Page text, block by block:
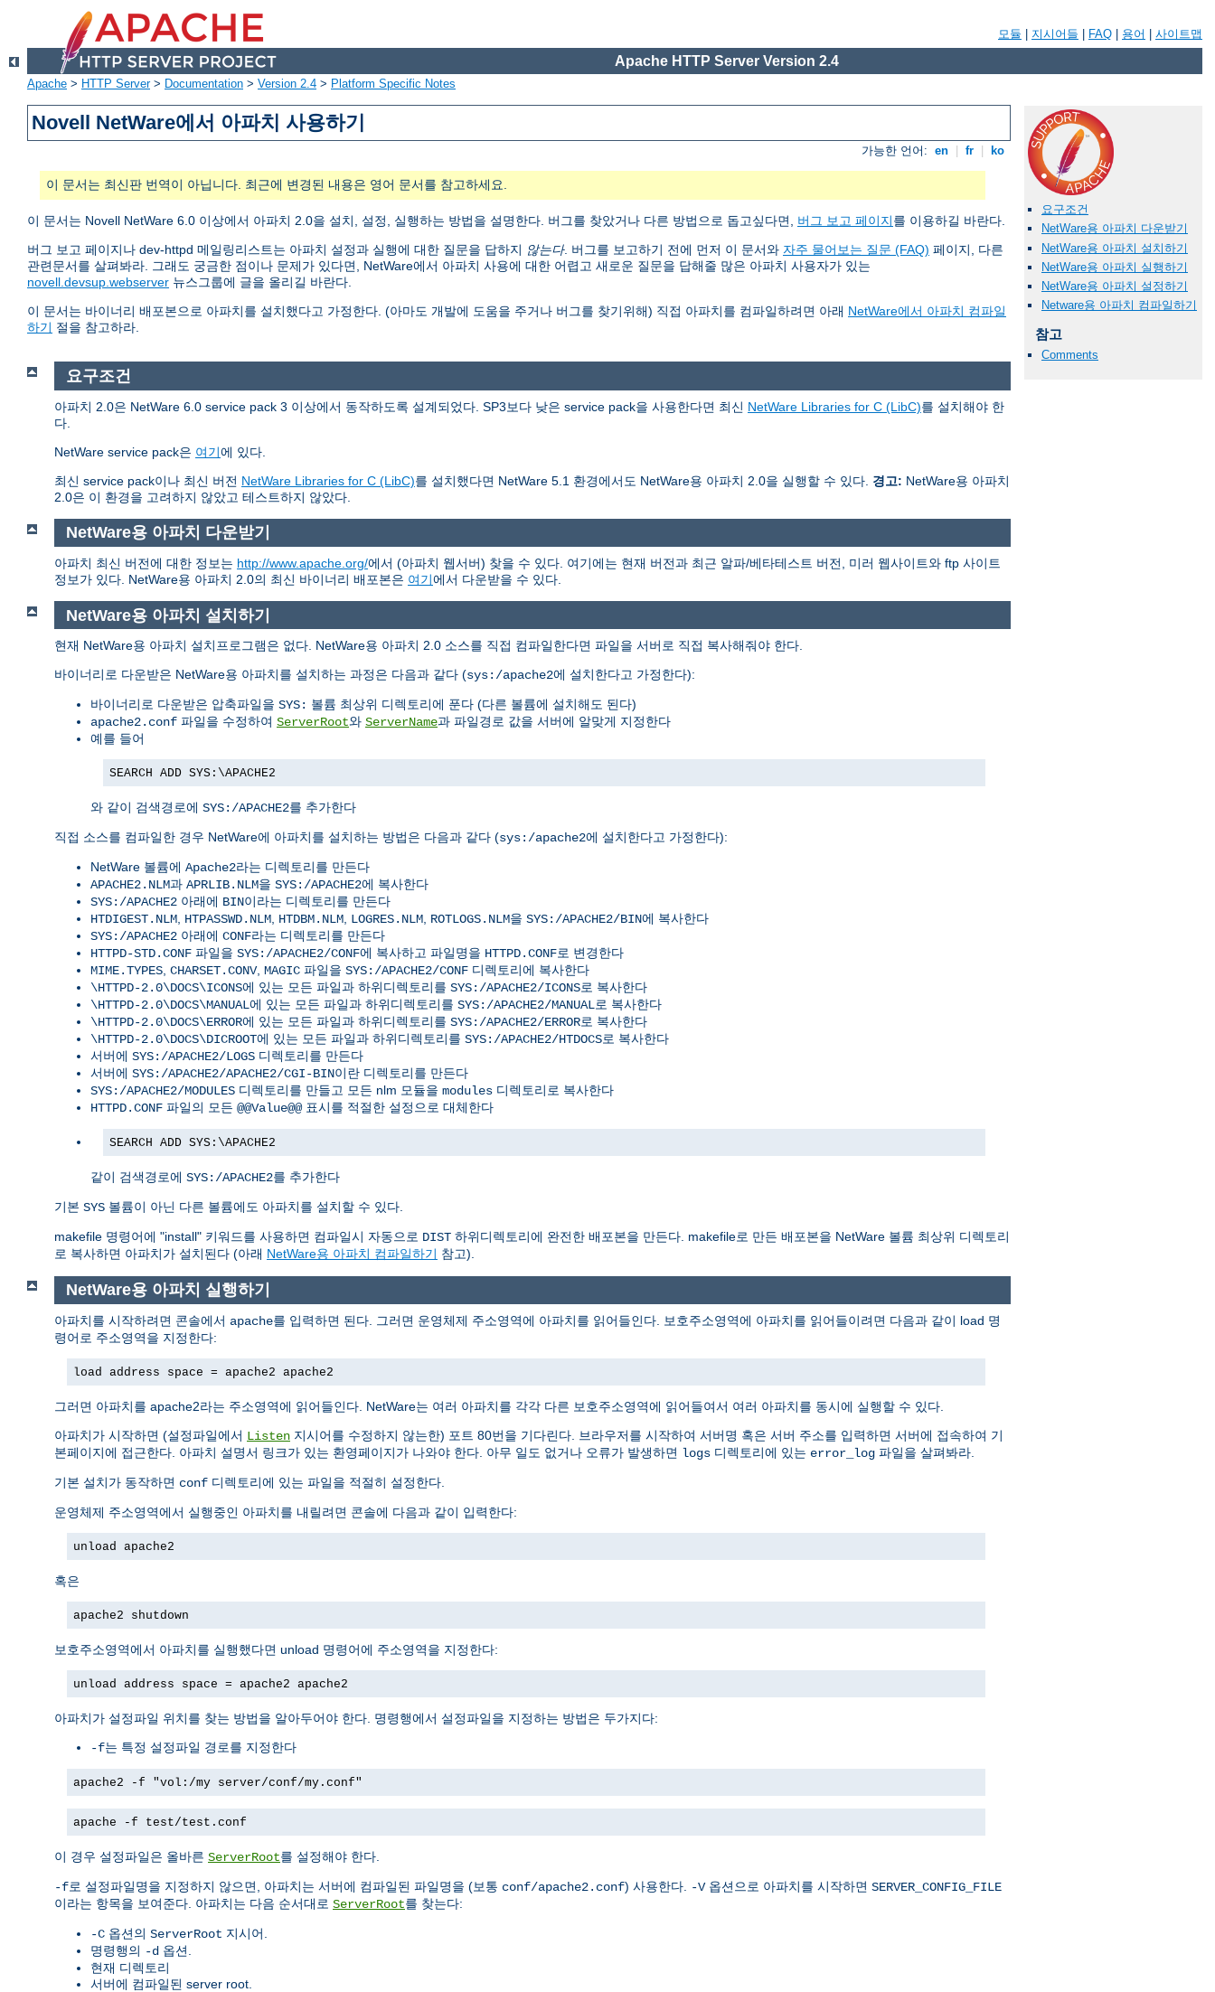
모듈 지시어들 FAQ 용어 사이트맵
Apache HTTP Server Version 2.4
Apache > HTTP Server> Documentation > Version 2.4 > Platform Specific Notes
Novell NetWare에서 아파치 사용하기
가능한 언어: en fr ko
이 문서는 최신판 번역이 아닙니다. 최근에 변경된 내용은 영어 문서를 참고하세요.
이 문서는 Novell NetWare 6.0 이상에서 아파치 2.0을 설치, 설정, 실행하는 방법을 설명한다. 버그를 찾았거나 다른 방법으로 돕고싶다면, 버그 보고 페이지를 이용하길 바란다.
버그 보고 페이지나 dev-httpd 메일링리스트는 아파치 설정과 실행에 대한 질문을 답하지 않는다. 버그를 보고하기 전에 먼저 이 문서와 자주 물어보는 질문 (FAQ) 페이지, 다른
관련문서를 살펴봐라. 그래도 궁금한 점이나 문제가 있다면, NetWare에서 아파치 사용에 대한 어렵고 새로운 질문을 답해줄 많은 아파치 사용자가 있는
novell.devsup.webserver 뉴스그룹에 글을 올리길 바란다.
이 문서는 바이너리 배포본으로 아파치를 설치했다고 가정한다. (아마도 개발에 도움을 주거나 버그를 찾기위해) 직접 아파치를 컴파일하려면 아래 NetWare에서 아파치 컴파일
하기 절을 참고하라.
요구조건
NetWare용 아파치 다운받기
NetWare용 아파치 설치하기
NetWare용 아파치 실행하기
NetWare용 아파치 설정하기
Netware용 아파치 컴파일하기
참고
Comments
요구조건
아파치 2.0은 NetWare 6.0 service pack 3 이상에서 동작하도록 설계되었다. SP3보다 낮은 service pack을 사용한다면 최신 NetWare Libraries for C (LibC)를 설치해야 한
다.
NetWare service pack은 여기에 있다.
최신 service pack이나 최신 버전 NetWare Libraries for C (LibC)를 설치했다면 NetWare 5.1 환경에서도 NetWare용 아파치 2.0을 실행할 수 있다. 경고: NetWare용 아파치
2.0은 이 환경을 고려하지 않았고 테스트하지 않았다.
NetWare용 아파치 다운받기
아파치 최신 버전에 대한 정보는 http://www.apache.org/에서 (아파치 웹서버) 찾을 수 있다. 여기에는 현재 버전과 최근 알파/베타테스트 버전, 미러 웹사이트와 ftp 사이트
정보가 있다. NetWare용 아파치 2.0의 최신 바이너리 배포본은 여기에서 다운받을 수 있다.
NetWare용 아파치 설치하기
현재 NetWare용 아파치 설치프로그램은 없다. NetWare용 아파치 2.0 소스를 직접 컴파일한다면 파일을 서버로 직접 복사해줘야 한다.
바이너리로 다운받은 NetWare용 아파치를 설치하는 과정은 다음과 같다 (sys:/apache2에 설치한다고 가정한다):
바이너리로 다운받은 압축파일을 SYS: 볼륨 최상위 디렉토리에 푼다 (다른 볼륨에 설치해도 된다)
apache2.conf 파일을 수정하여 ServerRoot와 ServerName과 파일경로 값을 서버에 알맞게 지정한다
예를 들어
SEARCH ADD SYS:\APACHE2
와 같이 검색경로에 SYS:/APACHE2를 추가한다
직접 소스를 컴파일한 경우 NetWare에 아파치를 설치하는 방법은 다음과 같다 (sys:/apache2에 설치한다고 가정한다):
NetWare 볼륨에 Apache2라는 디렉토리를 만든다
APACHE2.NLM과 APRLIB.NLM을 SYS:/APACHE2에 복사한다
SYS:/APACHE2 아래에 BIN이라는 디렉토리를 만든다
HTDIGEST.NLM, HTPASSWD.NLM, HTDBM.NLM, LOGRES.NLM, ROTLOGS.NLM을 SYS:/APACHE2/BIN에 복사한다
SYS:/APACHE2 아래에 CONF라는 디렉토리를 만든다
HTTPD-STD.CONF 파일을 SYS:/APACHE2/CONF에 복사하고 파일명을 HTTPD.CONF로 변경한다
MIME.TYPES, CHARSET.CONV, MAGIC 파일을 SYS:/APACHE2/CONF 디렉토리에 복사한다
\HTTPD-2.0\DOCS\ICONS에 있는 모든 파일과 하위디렉토리를 SYS:/APACHE2/ICONS로 복사한다
\HTTPD-2.0\DOCS\MANUAL에 있는 모든 파일과 하위디렉토리를 SYS:/APACHE2/MANUAL로 복사한다
\HTTPD-2.0\DOCS\ERROR에 있는 모든 파일과 하위디렉토리를 SYS:/APACHE2/ERROR로 복사한다
\HTTPD-2.0\DOCS\DICROOT에 있는 모든 파일과 하위디렉토리를 SYS:/APACHE2/HTDOCS로 복사한다
서버에 SYS:/APACHE2/LOGS 디렉토리를 만든다
서버에 SYS:/APACHE2/APACHE2/CGI-BIN이란 디렉토리를 만든다
SYS:/APACHE2/MODULES 디렉토리를 만들고 모든 nlm 모듈을 modules 디렉토리로 복사한다
HTTPD.CONF 파일의 모든 @@Value@@표시를 적절한 설정으로 대체한다
SEARCH ADD SYS:\APACHE2
같이 검색경로에 SYS:/APACHE2를 추가한다
기본 SYS 볼륨이 아닌 다른 볼륨에도 아파치를 설치할 수 있다.
makefile 명령어에 "install" 키워드를 사용하면 컴파일시 자동으로 DIST 하위디렉토리에 완전한 배포본을 만든다. makefile로 만든 배포본을 NetWare 볼륨 최상위 디렉토리
로 복사하면 아파치가 설치된다 (아래 NetWare용 아파치 컴파일하기 참고).
NetWare용 아파치 실행하기
아파치를 시작하려면 콘솔에서 apache를 입력하면 된다. 그러면 운영체제 주소영역에 아파치를 읽어들인다. 보호주소영역에 아파치를 읽어들이려면 다음과 같이 load 명
령어로 주소영역을 지정한다:
load address space = apache2 apache2
그러면 아파치를 apache2라는 주소영역에 읽어들인다. NetWare는 여러 아파치를 각각 다른 보호주소영역에 읽어들여서 여러 아파치를 동시에 실행할 수 있다.
아파치가 시작하면 (설정파일에서 Listen 지시어를 수정하지 않는한) 포트 80번을 기다린다. 브라우저를 시작하여 서버명 혹은 서버 주소를 입력하면 서버에 접속하여 기
본페이지에 접근한다. 아파치 설명서 링크가 있는 환영페이지가 나와야 한다. 아무 일도 없거나 오류가 발생하면 logs 디렉토리에 있는 error_log 파일을 살펴봐라.
기본 설치가 동작하면 conf 디렉토리에 있는 파일을 적절히 설정한다.
운영체제 주소영역에서 실행중인 아파치를 내릴려면 콘솔에 다음과 같이 입력한다:
unload apache2
혹은
apache2 shutdown
보호주소영역에서 아파치를 실행했다면 unload 명령어에 주소영역을 지정한다:
unload address space = apache2 apache2
아파치가 설정파일 위치를 찾는 방법을 알아두어야 한다. 명령행에서 설정파일을 지정하는 방법은 두가지다:
-f는 특정 설정파일 경로를 지정한다
apache2 -f "vol:/my server/conf/my.conf"
apache -f test/test.conf
이 경우 설정파일은 올바른 ServerRoot를 설정해야 한다.
-f로 설정파일명을 지정하지 않으면, 아파치는 서버에 컴파일된 파일명을 (보통 conf/apache2.conf) 사용한다. -V옵션으로 아파치를 시작하면 SERVER_CONFIG_FILE
이라는 항목을 보여준다. 아파치는 다음 순서대로 ServerRoot를 찾는다:
-C 옵션의 ServerRoot 지시어.
명령행의 -d 옵션.
현재 디렉토리
서버에 컴파일된 server root.